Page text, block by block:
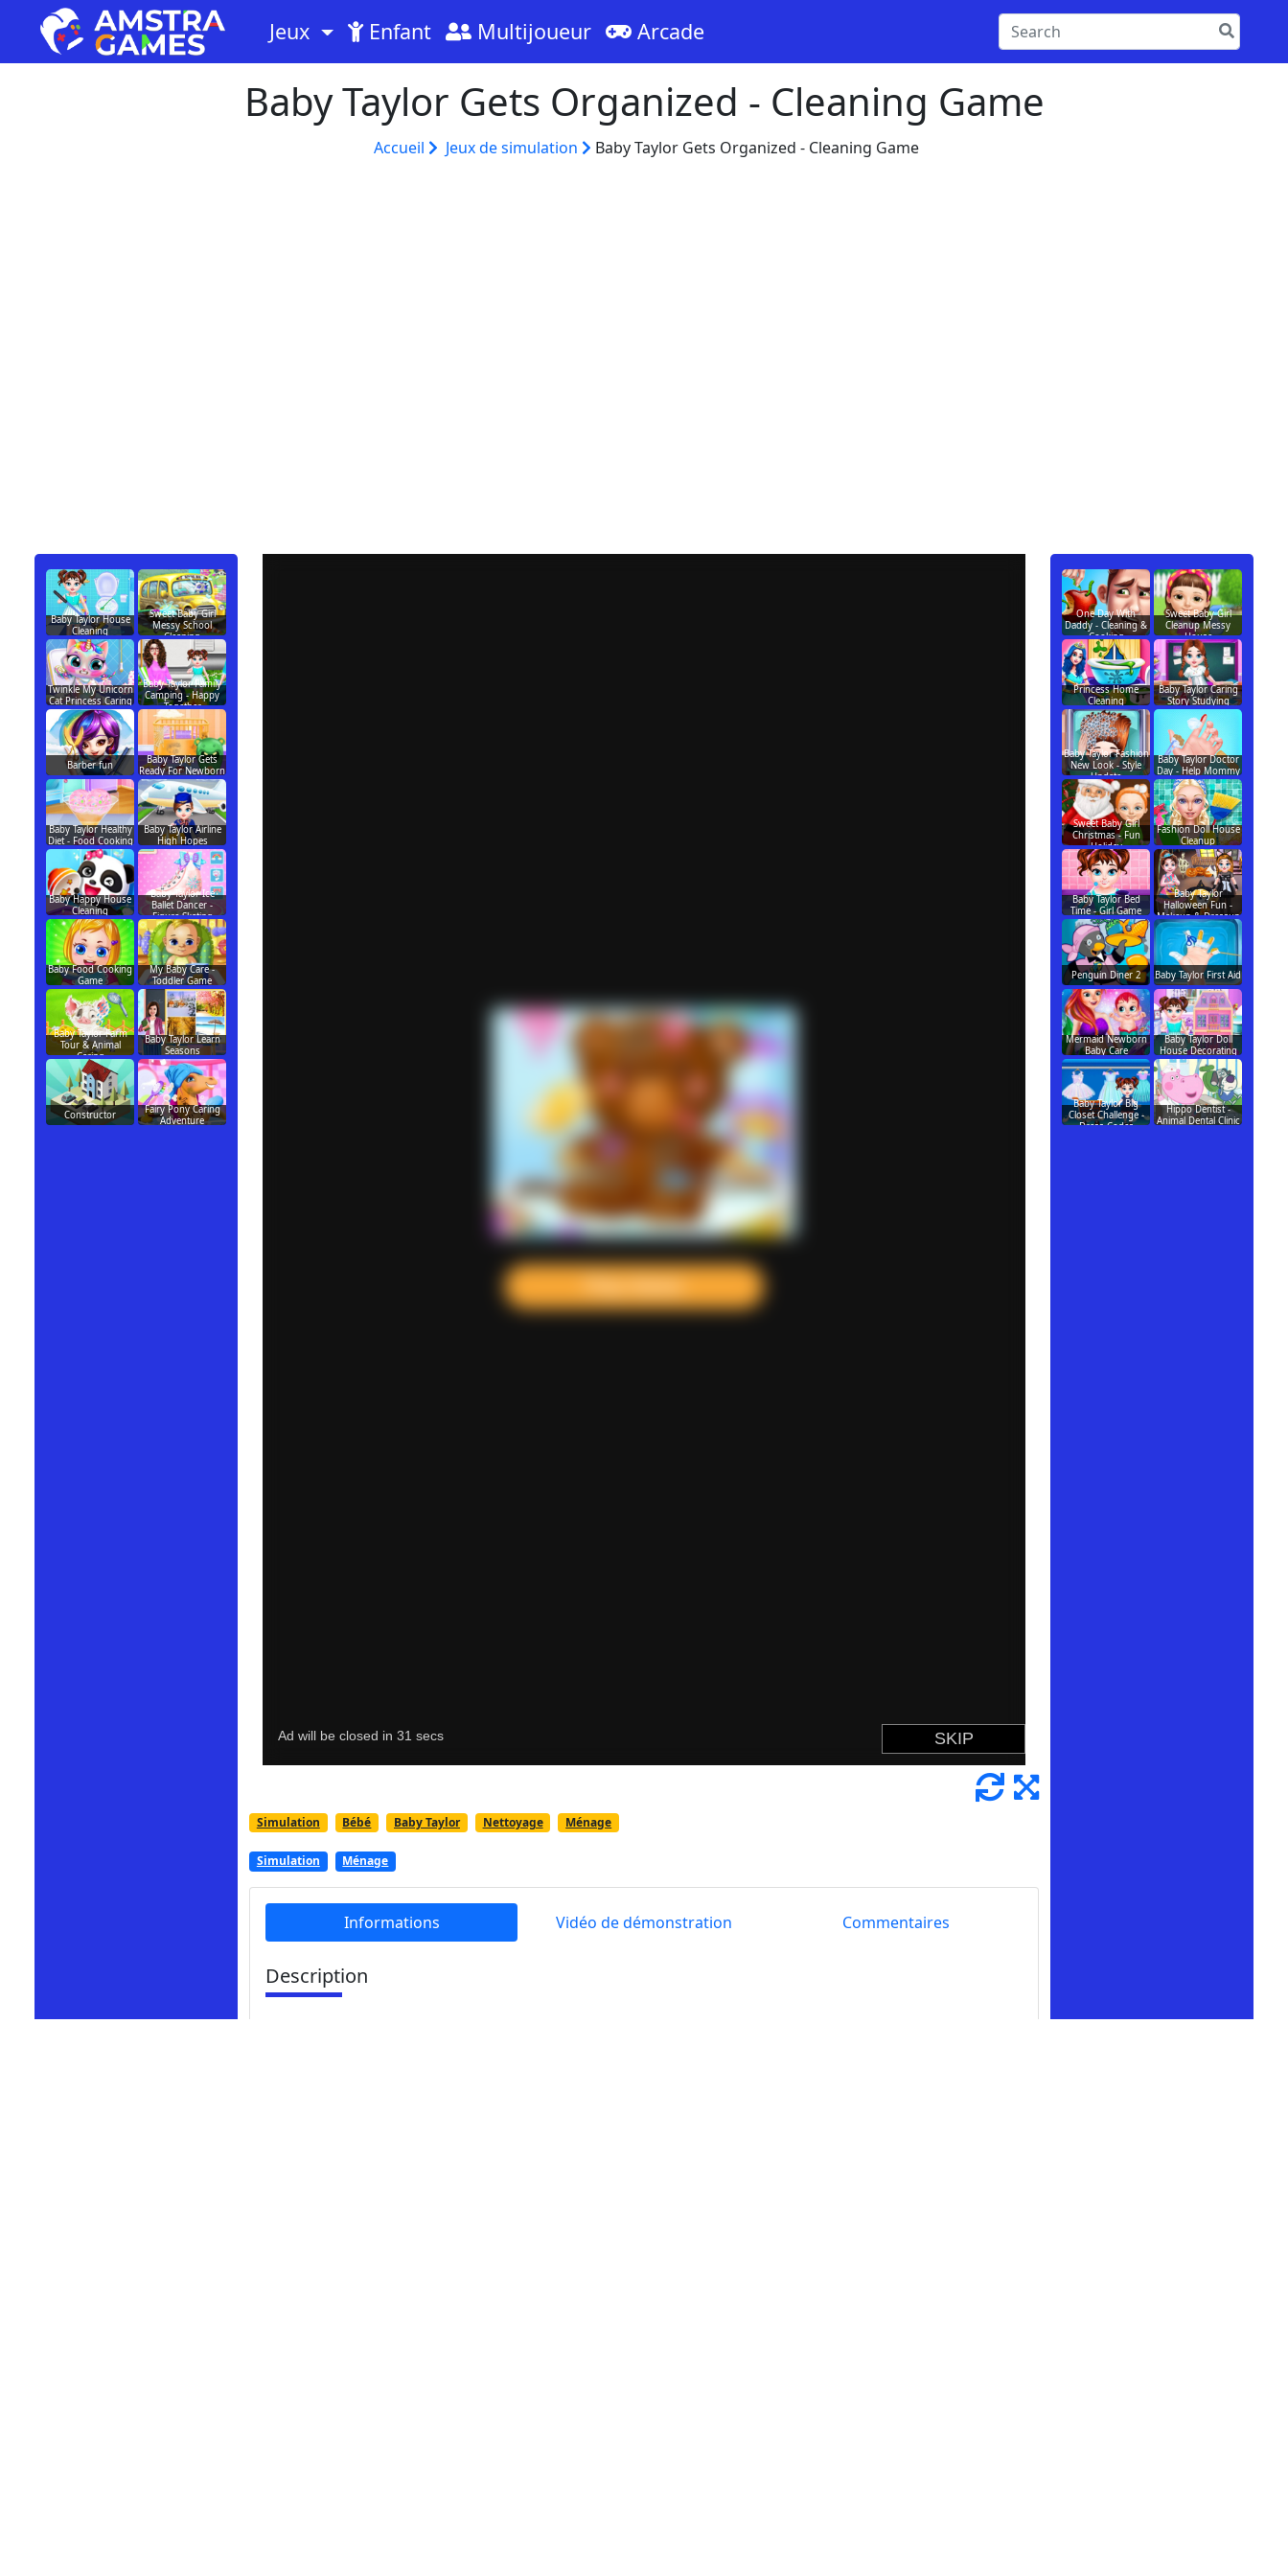
Jeux Enfant Multijoueur Arcade
Baby Taylor Gets Organized - Cleaning Game
Accueil Jeux de simulation Baby Taylor Gets Organized - Cleaning Game
Simulation Bébé Baby Taylor Nettoyage Ménage
Simulation Ménage
Informations Vidéo de démonstration Commentaires
Description
Baby Taylor House
Cleaning
Sweet Baby Girl
Messy School
Cleaning
Twinkle My Unicorn
Cat Princess Caring
Baby Taylor Family
Camping - Happy
Together
Barber fun
Baby Taylor Gets
Ready For Newborn
Baby Taylor Healthy
Diet - Food Cooking
Baby Taylor Airline
High Hopes
Baby Happy House
Cleaning
Baby Taylor Ice
Ballet Dancer -
Figure Skating
Baby Food Cooking
Game
My Baby Care -
Toddler Game
Baby Taylor Farm
Tour & Animal
Caring
Baby Taylor Learn
Seasons
Constructor
Fairy Pony Caring
Adventure
One Day With
Daddy - Cleaning &
Cooking
Sweet Baby Girl
Cleanup Messy
House
Princess Home
Cleaning
Baby Taylor Caring
Story Studying
Baby Taylor Fashion
New Look - Style
Update
Baby Taylor Doctor
Day - Help Mommy
Sweet Baby Girl
Christmas - Fun
Holiday
Fashion Doll House
Cleanup
Baby Taylor Bed
Time - Girl Game
Baby Taylor
Halloween Fun -
Makeup & Dressup
Penguin Diner 2 Baby Taylor First Aid
Mermaid Newborn
Baby Care
Baby Taylor Doll
House Decorating
Baby Taylor Big
Closet Challenge -
Dress Codes
Hippo Dentist -
Animal Dental Clinic